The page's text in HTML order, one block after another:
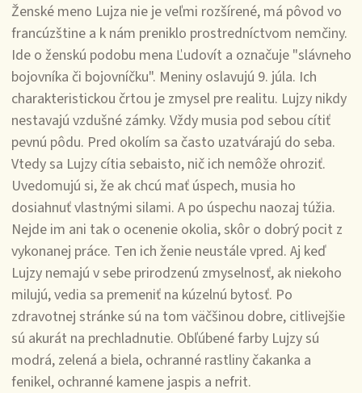
Ženské meno Lujza nie je veľmi rozšírené, má pôvod vo
francúzštine a k nám preniklo prostredníctvom nemčiny.
Ide o ženskú podobu mena Ľudovít a označuje "slávneho
bojovníka či bojovníčku". Meniny oslavujú 9. júla. Ich
charakteristickou črtou je zmysel pre realitu. Lujzy nikdy
nestavajú vzdušné zámky. Vždy musia pod sebou cítiť
pevnú pôdu. Pred okolím sa často uzatvárajú do seba.
Vtedy sa Lujzy cítia sebaisto, nič ich nemôže ohroziť.
Uvedomujú si, že ak chcú mať úspech, musia ho
dosiahnuť vlastnými silami. A po úspechu naozaj túžia.
Nejde im ani tak o ocenenie okolia, skôr o dobrý pocit z
vykonanej práce. Ten ich ženie neustále vpred. Aj keď
Lujzy nemajú v sebe prirodzenú zmyselnosť, ak niekoho
milujú, vedia sa premeniť na kúzelnú bytosť. Po
zdravotnej stránke sú na tom väčšinou dobre, citlivejšie
sú akurát na prechladnutie. Obľúbené farby Lujzy sú
modrá, zelená a biela, ochranné rastliny čakanka a
fenikel, ochranné kamene jaspis a nefrit.